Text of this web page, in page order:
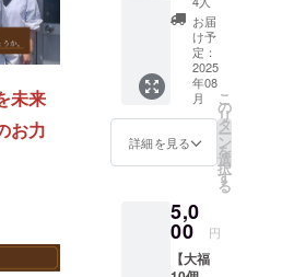
未来
お力
オカヨ
シ特製>
鬼まん
じゅう
10個
セット
5,000円
国産さ
つま芋
で作る
鬼まん
じゅう
です。
お届
け予
定：
2025
年08
月
詳細を見る
こ
の
リ
タ
ー
ン
を
選
択
す
る
5,0
00 円
【大福